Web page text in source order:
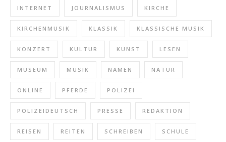
INTERNET JOURNALISMUS KIRCHE
KIRCHENMUSIK KLASSIK KLASSISCHE MUSIK
KONZERT KULTUR KUNST LESEN
MUSEUM MUSIK NAMEN NATUR
ONLINE PFERDE POLIZEI
POLIZEIDEUTSCH PRESSE REDAKTION
REISEN REITEN SCHREIBEN SCHULE